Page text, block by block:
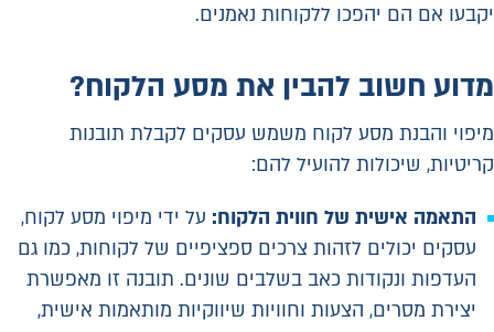
יקבעו אם הם יהפכו ללקוחות נאמנים.
מדוע חשוב להבין את מסע הלקוח?
מיפוי והבנת מסע לקוח משמש עסקים לקבלת תובנות
קריטיות, שיכולות להועיל להם:
התאמה אישית של חווית הלקוח: על ידי מיפוי מסע לקוח,
עסקים יכולים לזהות צרכים ספציפיים של לקוחות, כמו גם
העדפות ונקודות כאב בשלבים שונים. תובנה זו מאפשרת
יצירת מסרים, הצעות וחוויות שיווקיות מותאמות אישית,